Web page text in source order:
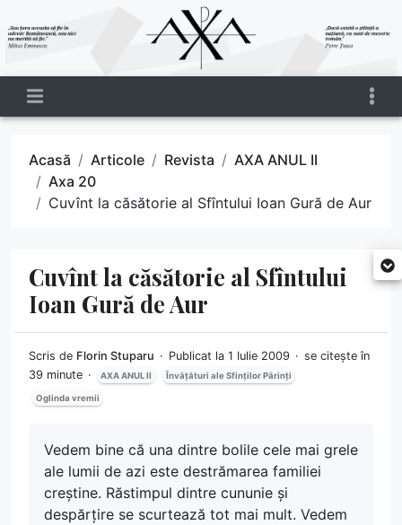
Acasă Articole Revista
AXA ANUL II
Axa 20
Cuvînt la căsătorie al Sfîntului Ioan Gură de Aur
Cuvînt la căsătorie al Sfîntului
Ioan Gură de Aur
Scris de Florin Stuparu Publicat la 1 Iulie 2009
se citește în
39 minute
AXA ANUL II Învățături ale Sfinților Părinți
Oglinda vremii
Vedem bine că una dintre bolile cele mai grele
ale lumii de azi este destrămarea familiei
creștine. Răstimpul dintre cununie și
despărțire se scurtează tot mai mult. Vedem